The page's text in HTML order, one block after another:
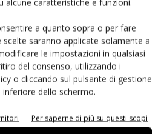
alcune caratteristiche e funzioni.
a quanto sopra o per fare
saranno applicate solamente a
le impostazioni in qualsiasi
del consenso, utilizzando i
o cliccando sul pulsante di gestione
dello schermo.
Per saperne di più su questi scopi
di dollari
di imaging: trasformare la
dati affidabili
UNO Q, la doppia anima
per l’edge AI